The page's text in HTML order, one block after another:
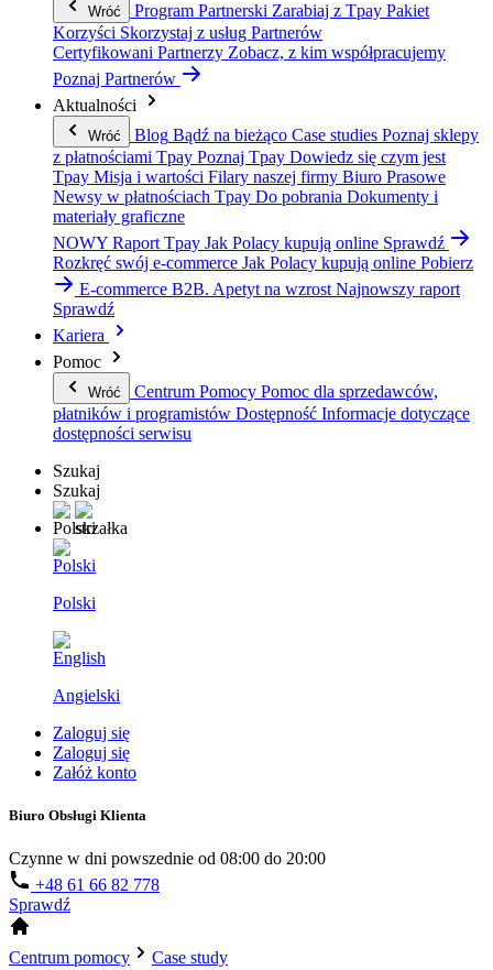
Wróć Program Partnerski Zarabiaj z Tpay Pakiet
Korzyści Skorzystaj z usług Partnerów
Certyfikowani Partnerzy Zobacz, z kim współpracujemy
Poznaj Partnerów
Aktualności
Wróć Blog Bądź na bieżąco Case studies Poznaj sklepy
z płatnościami Tpay Poznaj Tpay Dowiedz się czym jest
Tpay Misja i wartości Filary naszej firmy Biuro Prasowe
Newsy w płatnościach Tpay Do pobrania Dokumenty i
materiały graficzne
NOWY Raport Tpay Jak Polacy kupują online Sprawdź
Rozkręć swój e-commerce Jak Polacy kupują online Pobierz
E-commerce B2B. Apetyt na wzrost Najnowszy raport
Sprawdź
Kariera
Pomoc
Wróć Centrum Pomocy Pomoc dla sprzedawców,
płatników i programistów Dostępność Informacje dotyczące
dostępności serwisu
Szukaj
Szukaj
Polski
Angielski
Zaloguj się
Zaloguj się
Załóż konto
Biuro Obsługi Klienta
Czynne w dni powszednie od 08:00 do 20:00
+48 61 66 82 778
Sprawdź
Centrum pomocy Case study